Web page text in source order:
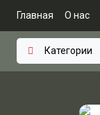
Главная О нас
Категории